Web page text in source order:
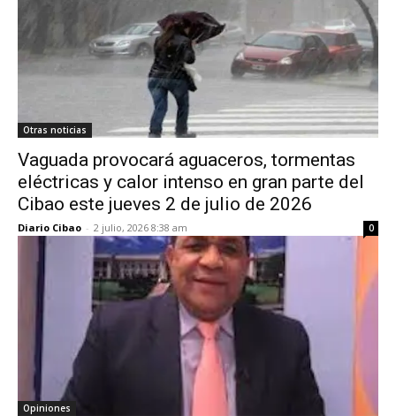
Otras noticias
Vaguada provocará aguaceros, tormentas
eléctricas y calor intenso en gran parte del
Cibao este jueves 2 de julio de 2026
Diario Cibao - 2 julio, 2026 8:38 am 0
Opiniones